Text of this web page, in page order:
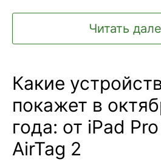
Читать
Какие
покажет в
года: от iPad
AirTag 2